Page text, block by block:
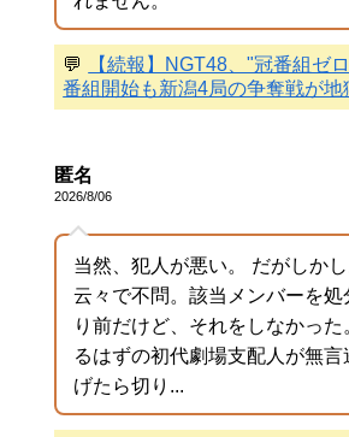
💬
【続報】NGT48、"冠番組ゼ
番組開始も新潟4局の争奪戦が地
匿名
2026/8/06
当然、犯人が悪い。 だがしか
云々で不問。該当メンバーを処
り前だけど、それをしなかっ
るはずの初代劇場支配人が無
げたら切り...